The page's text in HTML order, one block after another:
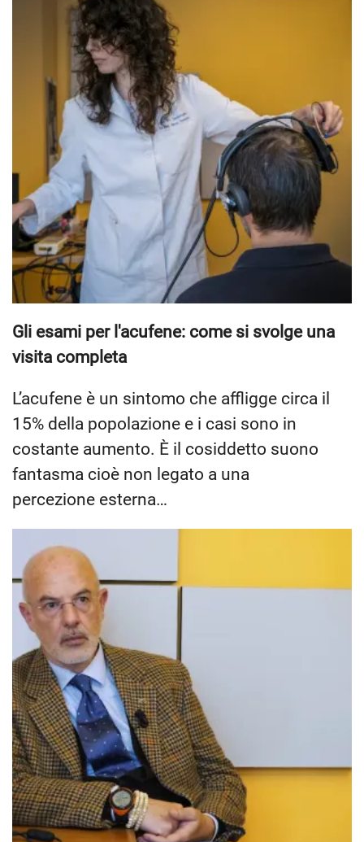
Gli esami per l'acufene: come si svolge una
visita completa
L’acufene è un sintomo che affligge circa il
15% della popolazione e i casi sono in
costante aumento. È il cosiddetto suono
fantasma cioè non legato a una
percezione esterna…